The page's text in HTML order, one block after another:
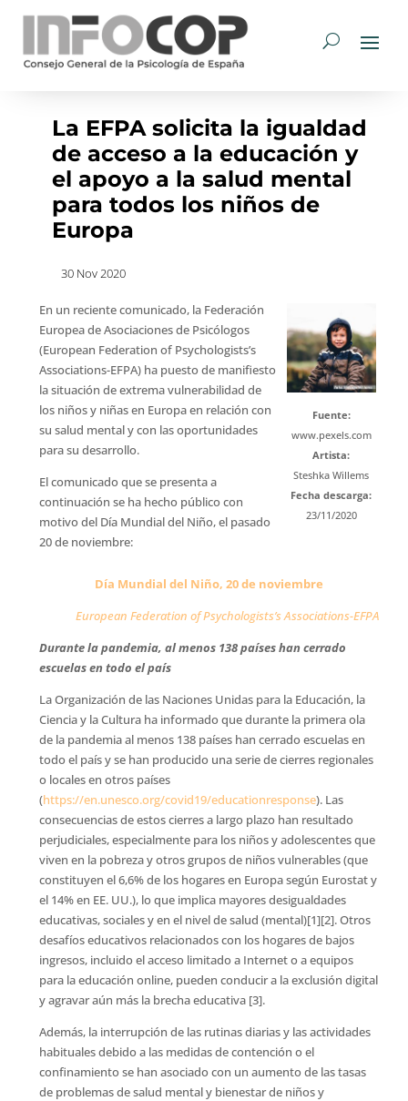
La EFPA solicita la igualdad
de acceso a la educación y
el apoyo a la salud mental
para todos los niños de
Europa
30 Nov 2020
En un reciente comunicado, la Federación
Europea de Asociaciones de Psicólogos
(European Federation of Psychologists’s
Associations-EFPA) ha puesto de manifiesto
la situación de extrema vulnerabilidad de
los niños y niñas en Europa en relación con
su salud mental y con las oportunidades
para su desarrollo.
El comunicado que se presenta a
continuación se ha hecho público con
motivo del Día Mundial del Niño, el pasado
20 de noviembre:
Fuente:
www.pexels.com
Artista:
Steshka Willems
Fecha descarga:
23/11/2020
Día Mundial del Niño, 20 de noviembre
European Federation of Psychologists’s Associations-EFPA
Durante la pandemia, al menos 138 países han cerrado
escuelas en todo el país
La Organización de las Naciones Unidas para la Educación, la
Ciencia y la Cultura ha informado que durante la primera ola
de la pandemia al menos 138 países han cerrado escuelas en
todo el país y se han producido una serie de cierres regionales
o locales en otros países
(https://en.unesco.org/covid19/educationresponse). Las
consecuencias de estos cierres a largo plazo han resultado
perjudiciales, especialmente para los niños y adolescentes que
viven en la pobreza y otros grupos de niños vulnerables (que
constituyen el 6,6% de los hogares en Europa según Eurostat y
el 14% en EE. UU.), lo que implica mayores desigualdades
educativas, sociales y en el nivel de salud (mental)[1][2]. Otros
desafíos educativos relacionados con los hogares de bajos
ingresos, incluido el acceso limitado a Internet o a equipos
para la educación online, pueden conducir a la exclusión digital
y agravar aún más la brecha educativa [3].
Además, la interrupción de las rutinas diarias y las actividades
habituales debido a las medidas de contención o el
confinamiento se han asociado con un aumento de las tasas
de problemas de salud mental y bienestar de niños y